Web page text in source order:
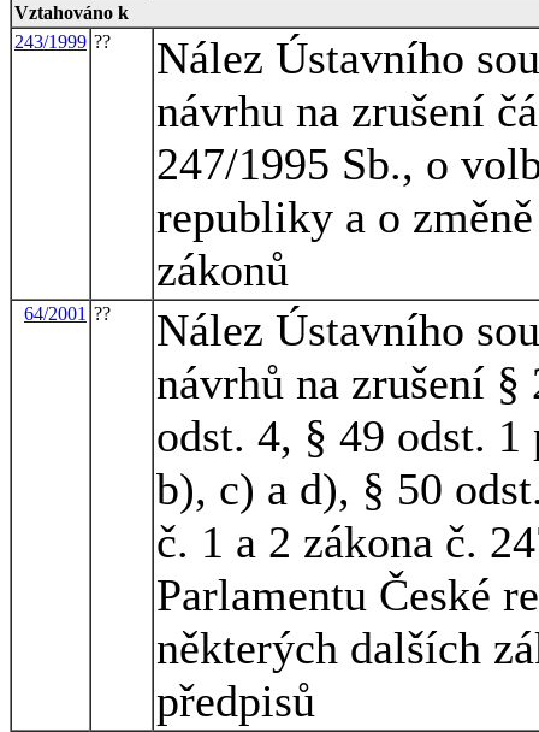
Vztahováno k
243/1999 ??
Nález Ústavního
návrhu na zrušení
247/1995 Sb., o
republiky a o
zákonů
64/2001 ??
Nález Ústavního
návrhů na zrušení
odst. 4, § 49 odst.
b), c) a d), § 50
č. 1 a 2 zákona č.
Parlamentu České
některých dalších
předpisů